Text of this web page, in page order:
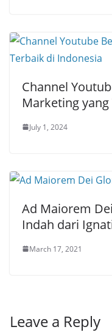
Channel
Marketing
July 1, 2024
Ad Maiorem
Indah dari
March 17, 2021
Leave a Reply